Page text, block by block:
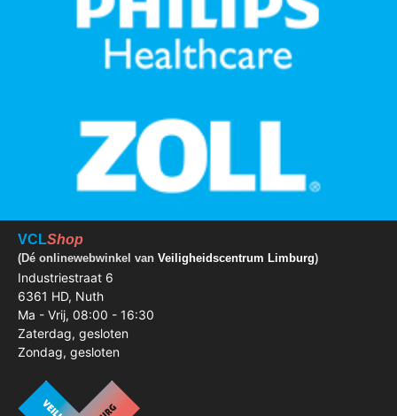
VCLShop
(Dé onlinewebwinkel van Veiligheidscentrum Limburg)
Industriestraat 6
6361 HD, Nuth
Ma - Vrij, 08:00 - 16:30
Zaterdag, gesloten
Zondag, gesloten